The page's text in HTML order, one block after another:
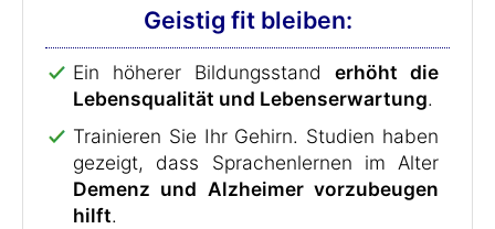
Geistig fit bleiben:
Ein höherer Bildungsstand erhöht die
Lebensqualität und Lebenserwartung.
Trainieren Sie Ihr Gehirn. Studien haben
gezeigt, dass Sprachenlernen im Alter
Demenz und Alzheimer vorzubeugen
hilft.